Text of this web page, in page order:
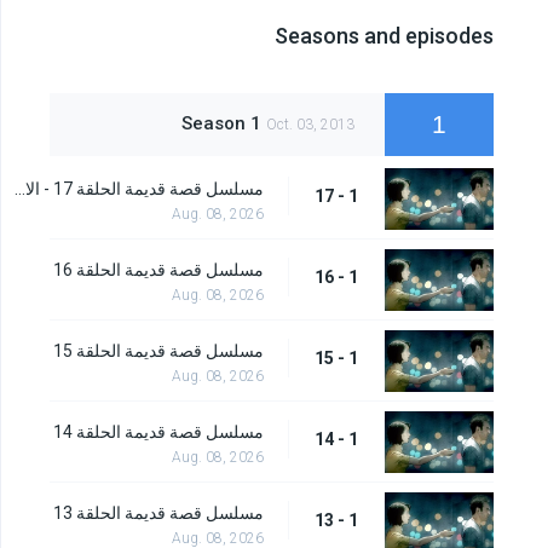
Seasons and episodes
1
Season 1 Oct. 03, 2013
1 - 17
Aug. 08, 2026
1 - 16 مسلسل قصة قديمة الحلقة 16
Aug. 08, 2026
1 - 15 مسلسل قصة قديمة الحلقة 15
Aug. 08, 2026
1 - 14 مسلسل قصة قديمة الحلقة 14
Aug. 08, 2026
1 - 13 مسلسل قصة قديمة الحلقة 13
Aug. 08, 2026